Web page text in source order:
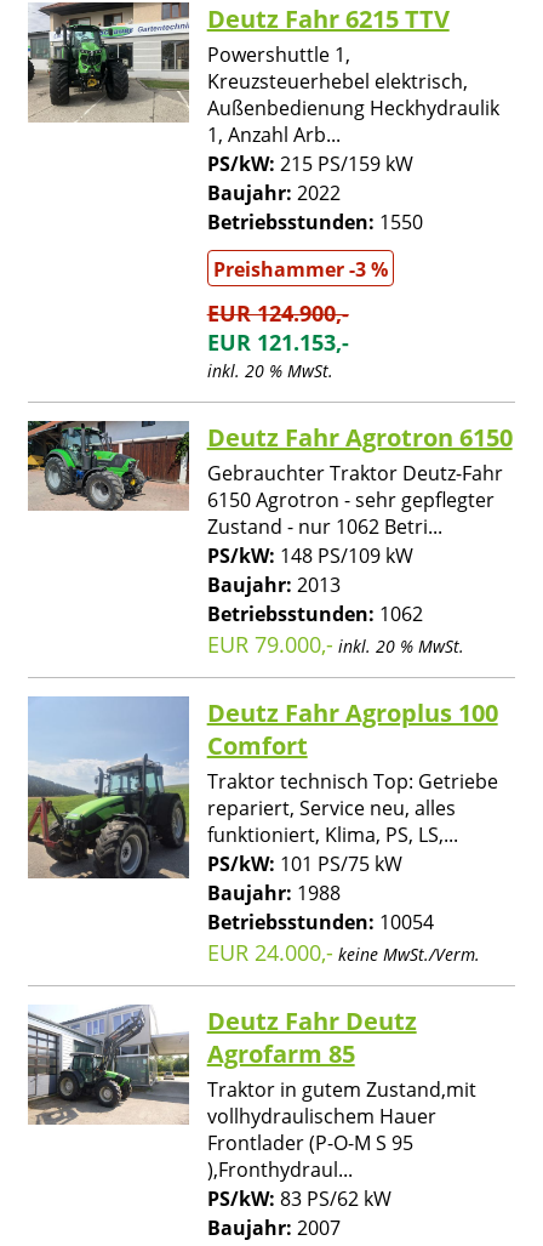
Deutz Fahr 6215 TTV
Powershuttle 1,
Kreuzsteuerhebel elektrisch,
Außenbedienung Heckhydraulik
1, Anzahl Arb...
PS/kW: 215 PS/159 kW
Baujahr: 2022
Betriebsstunden: 1550
Preishammer -3 %
EUR 124.900,-
EUR 121.153,-
inkl. 20 % MwSt.
Deutz Fahr Agrotron 6150
Gebrauchter Traktor Deutz-Fahr
6150 Agrotron - sehr gepflegter
Zustand - nur 1062 Betri...
PS/kW: 148 PS/109 kW
Baujahr: 2013
Betriebsstunden: 1062
EUR 79.000,- inkl. 20 % MwSt.
Deutz Fahr Agroplus 100
Comfort
Traktor technisch Top: Getriebe
repariert, Service neu, alles
funktioniert, Klima, PS, LS,...
PS/kW: 101 PS/75 kW
Baujahr: 1988
Betriebsstunden: 10054
EUR 24.000,- keine MwSt./Verm.
Deutz Fahr Deutz
Agrofarm 85
Traktor in gutem Zustand,mit
vollhydraulischem Hauer
Frontlader (P-O-M S 95
),Fronthydraul...
PS/kW: 83 PS/62 kW
Baujahr: 2007